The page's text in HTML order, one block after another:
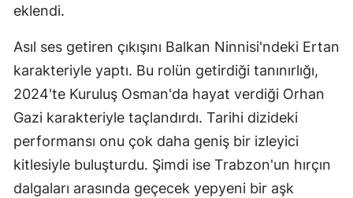
Zonguldak
Aksaray
Bayburt
Karaman
Kırıkkale
eklendi.
Asıl ses getiren çıkışını Balkan Ninnisi'ndeki Ertan
karakteriyle yaptı. Bu rolün getirdiği tanınırlığı,
2024'te Kuruluş Osman'da hayat verdiği Orhan
Gazi karakteriyle taçlandırdı. Tarihi dizideki
performansı onu çok daha geniş bir izleyici
kitlesiyle buluşturdu. Şimdi ise Trabzon'un hırçın
dalgaları arasında geçecek yepyeni bir aşk